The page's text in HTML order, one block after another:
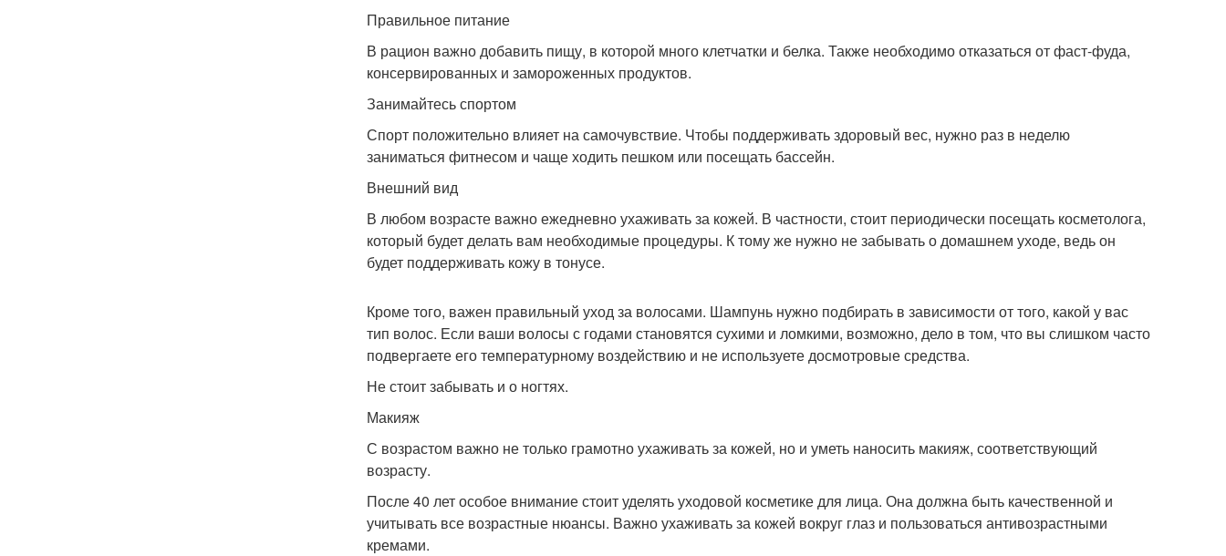
Правильное питание
В рацион важно добавить пищу, в которой много клетчатки и белка. Также необходимо отказаться от фаст-фуда,
консервированных и замороженных продуктов.
Занимайтесь спортом
Спорт положительно влияет на самочувствие. Чтобы поддерживать здоровый вес, нужно раз в неделю
заниматься фитнесом и чаще ходить пешком или посещать бассейн.
Внешний вид
В любом возрасте важно ежедневно ухаживать за кожей. В частности, стоит периодически посещать косметолога,
который будет делать вам необходимые процедуры. К тому же нужно не забывать о домашнем уходе, ведь он
будет поддерживать кожу в тонусе.
Кроме того, важен правильный уход за волосами. Шампунь нужно подбирать в зависимости от того, какой у вас
тип волос. Если ваши волосы с годами становятся сухими и ломкими, возможно, дело в том, что вы слишком часто
подвергаете его температурному воздействию и не используете досмотровые средства.
Не стоит забывать и о ногтях.
Макияж
С возрастом важно не только грамотно ухаживать за кожей, но и уметь наносить макияж, соответствующий
возрасту.
После 40 лет особое внимание стоит уделять уходовой косметике для лица. Она должна быть качественной и
учитывать все возрастные нюансы. Важно ухаживать за кожей вокруг глаз и пользоваться антивозрастными
кремами.